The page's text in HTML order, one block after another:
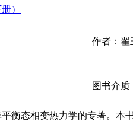
）
作者：翟
图书介质
衡态相变热力学的专著。本